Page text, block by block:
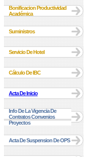
Bonificacion Productividad
Académica
Suministros
Servicio De Hotel
Cálculo De IBC
Acta De Inicio
Info De La Vigencia De
Contratos Convenios
Proyectos
Acta De Suspension De OPS